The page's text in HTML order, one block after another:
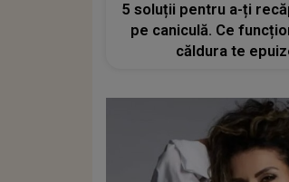
5 soluții pentru a-ți
pe caniculă. Ce
căldura te